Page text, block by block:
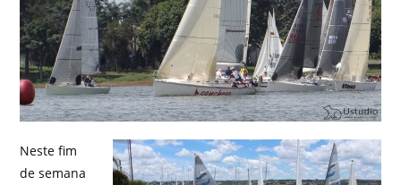
Neste fim
de semana